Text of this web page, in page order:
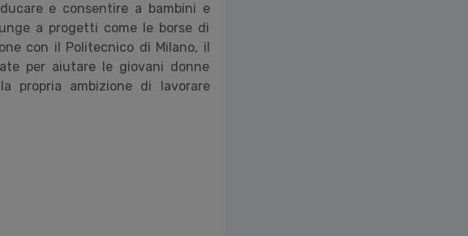
e consentire a bambini e
a progetti come le borse di
con il Politecnico di Milano, il
per aiutare le giovani donne
propria ambizione di lavorare